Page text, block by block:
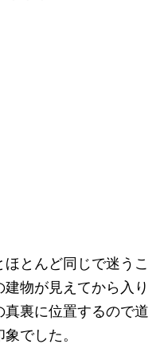
とんど同じで迷うこ
物が見えてから入り
裏に位置するので道
でした。